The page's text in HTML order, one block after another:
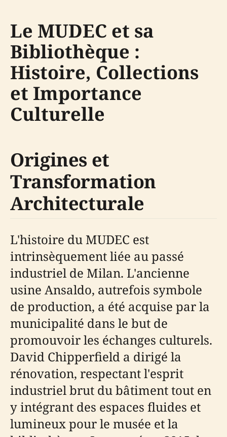
Le MUDEC et sa
Bibliothèque :
Histoire, Collections
et Importance
Culturelle
Origines et
Transformation
Architecturale
L'histoire du MUDEC est
intrinsèquement liée au passé
industriel de Milan. L'ancienne
usine Ansaldo, autrefois symbole
de production, a été acquise par la
municipalité dans le but de
promouvoir les échanges culturels.
David Chipperfield a dirigé la
rénovation, respectant l'esprit
industriel brut du bâtiment tout en
y intégrant des espaces fluides et
lumineux pour le musée et la